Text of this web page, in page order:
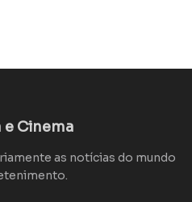
e Cinema
as notícias do mundo